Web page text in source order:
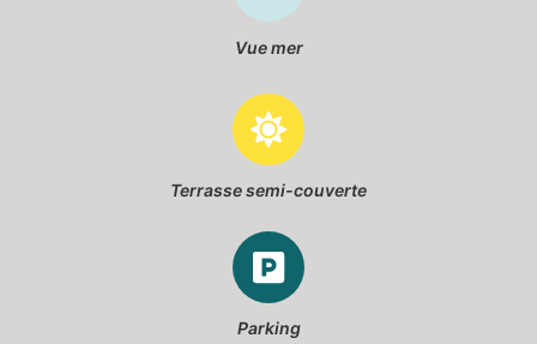
Vue mer
Terrasse semi-couverte
Parking